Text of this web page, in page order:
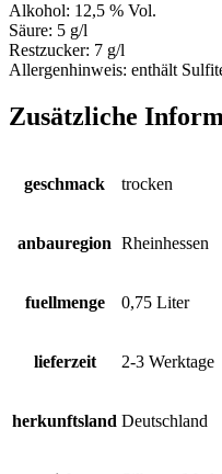
Alkohol: 12,5 % Vol.
Säure: 5 g/l
Restzucker: 7 g/l
Allergenhinweis: enthält
Zusätzliche
geschmack trocken
anbauregion Rheinhessen
fuellmenge 0,75 Liter
lieferzeit 2-3 Werktage
herkunftsland Deutschland